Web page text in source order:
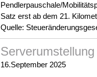
Pendlerpauschale/
Satz erst ab dem 21.
Quelle:
16.September 2025